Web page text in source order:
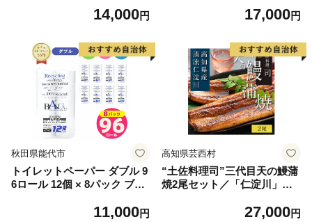
14,000円 17,000円
秋田県能代市
トイレットペーパー ダブル 9
6ロール 12個 × 8パック ブラ
用品 消耗品 無香料 生活用品
11,000円
高知県芸西村
“土佐料理司”三代目天の鰻蒲
焼2尾セット／「仁淀川」水
殖 国産・高知県産〈高知市共
27,000円